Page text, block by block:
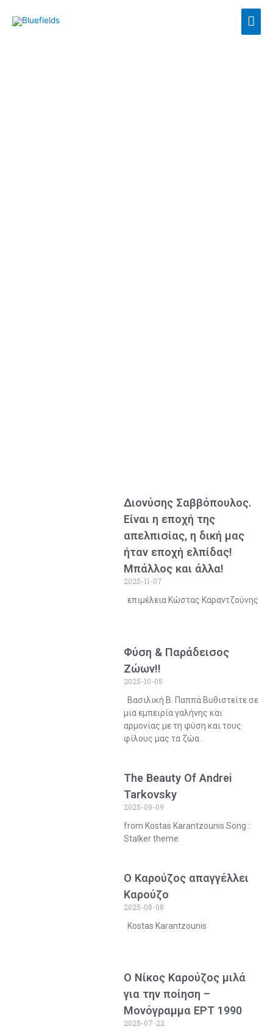
Διονύσης Σαββόπουλος.
Είναι η εποχή της
απελπισίας, η δική μας
ήταν εποχή ελπίδας!
Μπάλλος και άλλα!
2025-11-07
επιμέλεια Κώστας Καραντζούνης
Φύση & Παράδεισος
Ζώων!!
2025-10-05
Βασιλική Β. Παππά Βυθιστείτε σε
μια εμπειρία γαλήνης και
αρμονίας με τη φύση και τους
φίλους μας τα ζώα.
The Beauty Of Andrei
Tarkovsky
2025-09-09
from Kostas Karantzounis Song :
Stalker theme
Ο Καρούζος απαγγέλλει
Καρούζο
2025-08-08
Kostas Karantzounis
Ο Νίκος Καρούζος μιλά
για την ποίηση –
Μονόγραμμα ΕΡΤ 1990
2025-07-22